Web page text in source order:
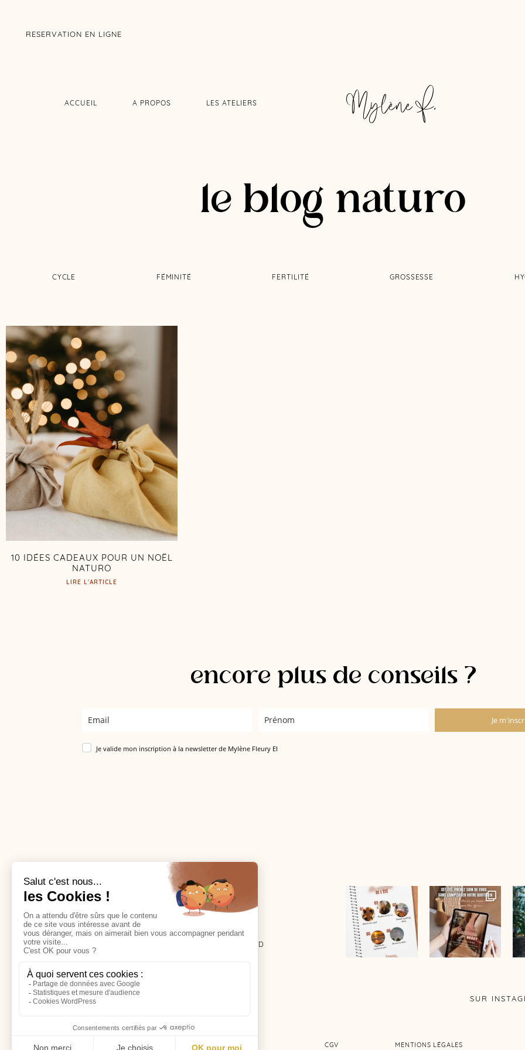
RESERVATION EN LIGNE
ACCUEIL A PROPOS LES ATELIERS Mylène F.
le blog naturo
CYCLE FÉMINITÉ FERTILITÉ GROSSESSE
10 IDÉES CADEAUX POUR UN NOËL
NATURO
LIRE L'ARTICLE
encore plus de conseils ?
Je
Je valide mon inscription à la newsletter de Mylène Fleury EI
Mylène F.
CABINET DE NATUROPATHIE - TOULOUSE NORD
CONTACT@MYLENEFLEURYNATURO.COM
SUR
CGV MENTIONS LÉGALES